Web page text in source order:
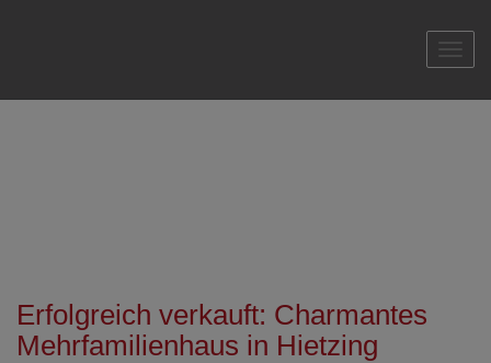
Erfolgreich verkauft: Charmantes
Mehrfamilienhaus in Hietzing